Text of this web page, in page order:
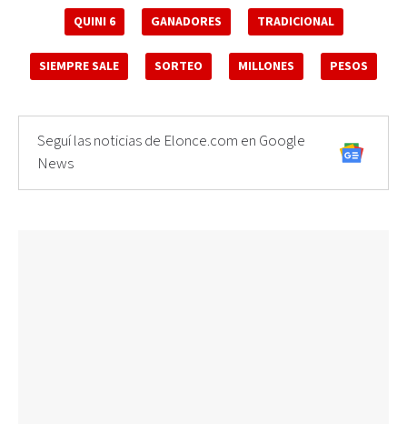
QUINI 6 GANADORES TRADICIONAL
SIEMPRE SALE SORTEO MILLONES PESOS
Seguí las noticias de Elonce.com en Google
News